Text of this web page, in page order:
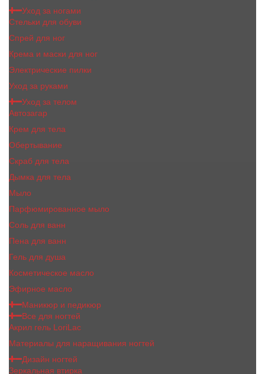
Уход за ногами
Стельки для обуви
Спрей для ног
Крема и маски для ног
Электрические пилки
Уход за руками
Уход за телом
Автозагар
Крем для тела
Обертывание
Скраб для тела
Дымка для тела
Мыло
Парфюмированное мыло
Соль для ванн
Пена для ванн
Гель для душа
Косметическое масло
Эфирное масло
Маникюр и педикюр
Все для ногтей
Акрил гель LoriLac
Материалы для наращивания ногтей
Дизайн ногтей
Зеркальная втирка